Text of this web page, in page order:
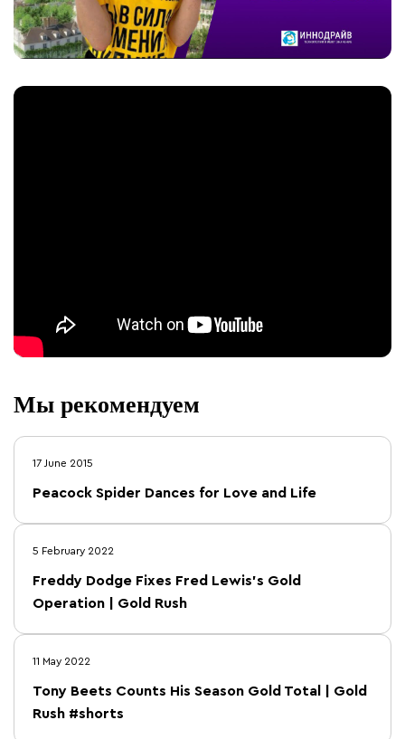
Мы рекомендуем
17 June 2015
Peacock Spider Dances for Love and Life
5 February 2022
Freddy Dodge Fixes Fred Lewis's Gold
Operation | Gold Rush
11 May 2022
Tony Beets Counts His Season Gold Total | Gold
Rush #shorts